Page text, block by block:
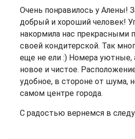
Очень понравилось у Алены!
добрый и хороший человек!
накормила нас прекрасными
своей кондитерской. Так
еще не ели :) Номера уютные,
новое и чистое.
удобное, в стороне от шума,
самом центре города.
С радостью вернемся в